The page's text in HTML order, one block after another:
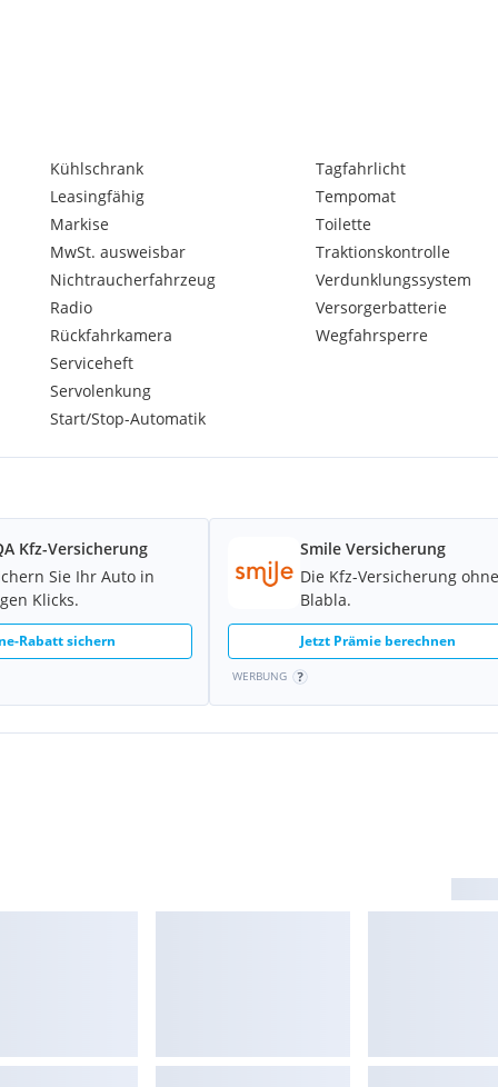
Kühlschrank
Leasingfähig
Markise
MwSt. ausweisbar
Nichtraucherfahrzeug
Radio
Rückfahrkamera
Serviceheft
Servolenkung
Start/Stop-Automatik
Tagfahrlicht
Tempomat
Toilette
Traktionskontrolle
Verdunklungssystem
Versorgerbatterie
Wegfahrsperre
Kfz-Versicherung
Sie Ihr Auto in
Klicks.
Rabatt sichern
Smile Versicherung
Die Kfz-Versicherung ohne
Blabla.
Jetzt Prämie berechnen
WERBUNG